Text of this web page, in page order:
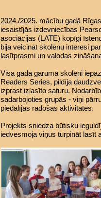
2024./2025. mācību gadā
iesaistījās izdevniecības
asociācijas (LATE) kopīgi
bija veicināt skolēnu interesi
lasītprasmi un valodas
Visa gada garumā skolēni
Readers Series, pildīja
izprast izlasīto saturu.
sadarbojoties grupās - viņi
piedalījās radošās aktivitātēs.
Projekts sniedza būtisku
iedvesmoja viņus turpināt lasīt